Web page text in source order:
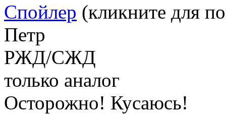
Спойлер (кликните для
Петр
РЖД/СЖД
только аналог
Осторожно! Кусаюсь!